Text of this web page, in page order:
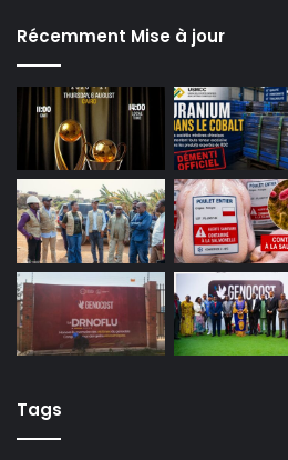
Récemment Mise à jour
Tags